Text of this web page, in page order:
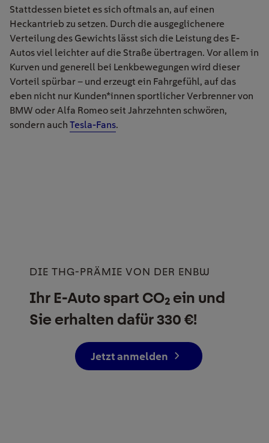
Stattdessen bietet es sich oftmals an, auf einen
Heckantrieb zu setzen. Durch die ausgeglichenere
Verteilung des Gewichts lässt sich die Leistung des E-
Autos viel leichter auf die Straße übertragen. Vor allem in
Kurven und generell bei Lenkbewegungen wird dieser
Vorteil spürbar – und erzeugt ein Fahrgefühl, auf das
eben nicht nur Kunden*innen sportlicher Verbrenner von
BMW oder Alfa Romeo seit Jahrzehnten schwören,
sondern auch Tesla-Fans.
DIE THG-PRÄMIE VON DER ENBW
Ihr E-Auto spart CO₂ ein und
Sie erhalten dafür 330 €!
Jetzt anmelden